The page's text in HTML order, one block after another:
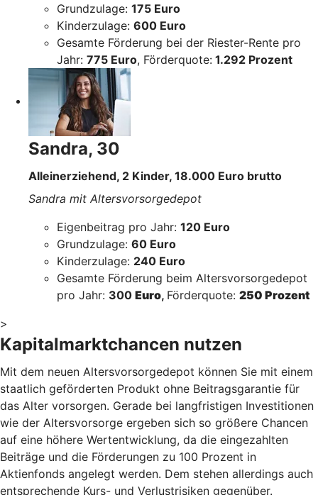
Grundzulage: 175 Euro
Kinderzulage: 600 Euro
Gesamte Förderung bei der Riester-Rente pro
Jahr: 775 Euro, Förderquote: 1.292 Prozent
Sandra, 30
Alleinerziehend, 2 Kinder, 18.000 Euro brutto
Sandra mit Altersvorsorgedepot
Eigenbeitrag pro Jahr: 120 Euro
Grundzulage: 60 Euro
Kinderzulage: 240 Euro
Gesamte Förderung beim Altersvorsorgedepot
pro Jahr: 300 Euro, Förderquote: 250 Prozent
>
Kapitalmarktchancen nutzen
Mit dem neuen Altersvorsorgedepot können Sie mit einem
staatlich geförderten Produkt ohne Beitragsgarantie für
das Alter vorsorgen. Gerade bei langfristigen Investitionen
wie der Altersvorsorge ergeben sich so größere Chancen
auf eine höhere Wertentwicklung, da die eingezahlten
Beiträge und die Förderungen zu 100 Prozent in
Aktienfonds angelegt werden. Dem stehen allerdings auch
entsprechende Kurs- und Verlustrisiken gegenüber.